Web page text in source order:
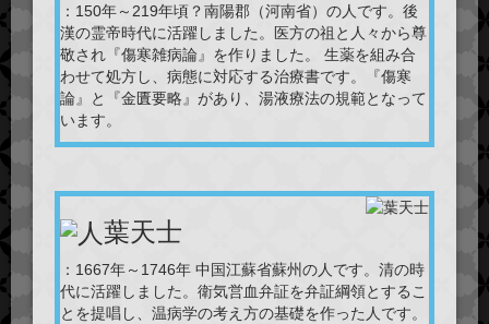
：150年～219年頃？南陽郡（河南省）の人です。後
漢の霊帝時代に活躍しました。医方の祖と人々から尊
敬され『傷寒雑病論』を作りました。 生薬を組み合
わせて処方し、病態に対応する治療書です。『傷寒
論』と『金匱要略』があり、湯液療法の規範となって
います。
葉天士
：1667年～1746年 中国江蘇省蘇州の人です。清の時
代に活躍しました。衛気営血弁証を弁証綱領とするこ
とを提唱し、温病学の考え方の基礎を作った人です。